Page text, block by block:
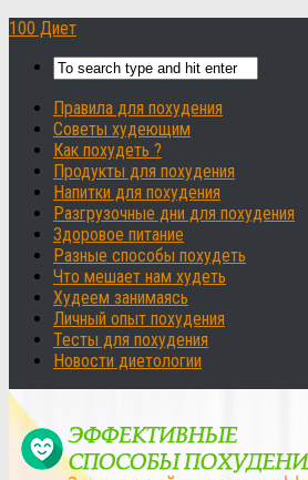
100 Диет
Правила для похудения
Советы худеющим
Как похудеть ?
Продукты для похудения
Напитки для похудения
Разгрузочные дни для похудения
Здоровое питание
Разные способы похудеть
Что мешает нам худеть
Худеем занимаясь
Личный опыт похудения
Тесты для похудения
Новости диетологии